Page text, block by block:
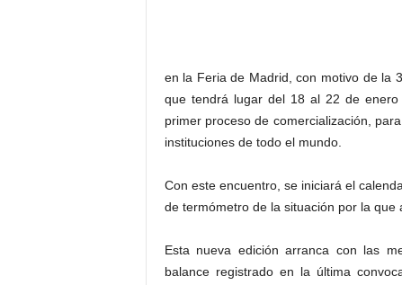
en la Feria de Madrid, con motivo de la
que tendrá lugar del 18 al 22 de
primer proceso de comercialización,
instituciones de todo el mundo.
Con este encuentro, se iniciará el
de termómetro de la situación por la que
Esta nueva edición arranca con las
balance registrado en la última